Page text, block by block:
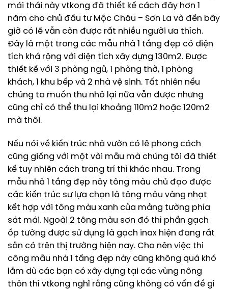
mái thái này vtkong đã thiết kế cách đây hơn 1
năm cho chủ đầu tư Mộc Châu – Sơn La và đến bây
giờ có lẽ vẫn còn được rất nhiều người ưa thích.
Đây là một trong các mẫu nhà 1 tầng đẹp có diện
tích khá rộng với diện tích xây dựng 130m2. Được
thiết kế với 3 phòng ngủ, 1 phòng thờ, 1 phòng
khách, 1 khu bếp và 2 nhà vệ sinh. Tất nhiên nếu
chúng ta muốn thu nhỏ lại nữa vẫn được nhưng
cũng chỉ có thể thu lại khoảng 110m2 hoặc 120m2
mà thôi.
Nếu nói về kiến trúc nhà vườn có lẽ phong cách
cũng giống với một vài mẫu mà chúng tôi đã thiết
kế tuy nhiên cách trang trí thì khác nhau. Trong
mẫu nhà 1 tầng đẹp này tông màu chủ đạo được
các kiến trúc sư lựa chọn là tông màu vàng nhạt
kết hợp với tông màu xanh của mảng tường phía
sát mái. Ngoài 2 tông màu sơn đó thì phần gạch
ốp tường được sử dụng là gạch inax hiện đang rất
sẵn có trên thị trường hiện nay. Cho nên việc thi
công mẫu nhà 1 tầng đẹp này cũng không quá khó
lắm dù các bạn có xây dựng tại các vùng nông
thôn thì vtkong nghĩ rằng cũng không có vấn đề gì